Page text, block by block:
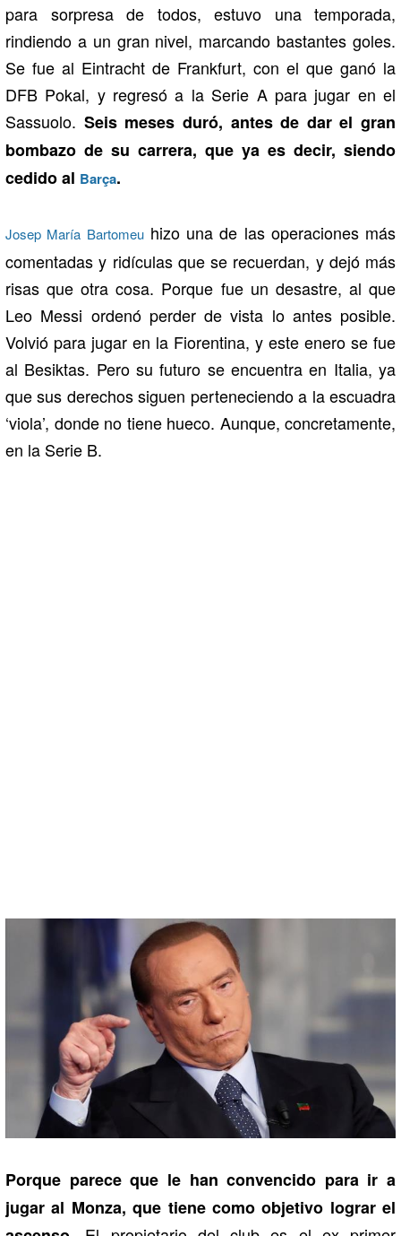
para sorpresa de todos, estuvo una temporada,
rindiendo a un gran nivel, marcando bastantes goles.
Se fue al Eintracht de Frankfurt, con el que ganó la
DFB Pokal, y regresó a la Serie A para jugar en el
Sassuolo. Seis meses duró, antes de dar el gran
bombazo de su carrera, que ya es decir, siendo
cedido al Barça.
Josep María Bartomeuhizo una de las operaciones más
comentadas y ridículas que se recuerdan, y dejó más
risas que otra cosa. Porque fue un desastre, al que
Leo Messi ordenó perder de vista lo antes posible.
Volvió para jugar en la Fiorentina, y este enero se fue
al Besiktas. Pero su futuro se encuentra en Italia, ya
que sus derechos siguen perteneciendo a la escuadra
‘viola’, donde no tiene hueco. Aunque, concretamente,
en la Serie B.
Porque parece que le han convencido para ir a
jugar al Monza, que tiene como objetivo lograr el